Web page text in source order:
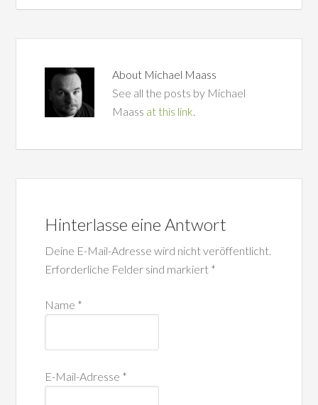
About Michael Maass
See all the posts by Michael
Maass at this link.
Hinterlasse eine Antwort
Deine E-Mail-Adresse wird nicht veröffentlicht.
Erforderliche Felder sind markiert *
Name *
E-Mail-Adresse *